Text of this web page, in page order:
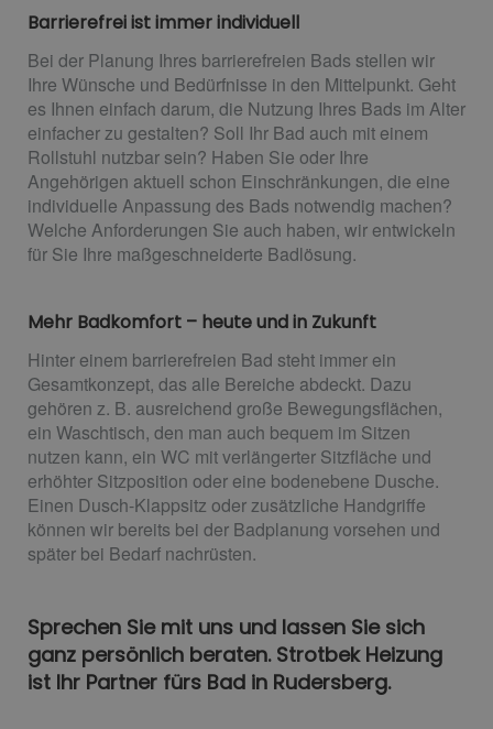
Barrierefrei ist immer individuell
Bei der Planung Ihres barrierefreien Bads stellen wir
Ihre Wünsche und Bedürfnisse in den Mittelpunkt. Geht
es Ihnen einfach darum, die Nutzung Ihres Bads im Alter
einfacher zu gestalten? Soll Ihr Bad auch mit einem
Rollstuhl nutzbar sein? Haben Sie oder Ihre
Angehörigen aktuell schon Einschränkungen, die eine
individuelle Anpassung des Bads notwendig machen?
Welche Anforderungen Sie auch haben, wir entwickeln
für Sie Ihre maßgeschneiderte Badlösung.
Mehr Badkomfort – heute und in Zukunft
Hinter einem barrierefreien Bad steht immer ein
Gesamtkonzept, das alle Bereiche abdeckt. Dazu
gehören z. B. ausreichend große Bewegungsflächen,
ein Waschtisch, den man auch bequem im Sitzen
nutzen kann, ein WC mit verlängerter Sitzfläche und
erhöhter Sitzposition oder eine bodenebene Dusche.
Einen Dusch-Klappsitz oder zusätzliche Handgriffe
können wir bereits bei der Badplanung vorsehen und
später bei Bedarf nachrüsten.
Sprechen Sie mit uns und lassen Sie sich
ganz persönlich beraten. Strotbek Heizung
ist Ihr Partner fürs Bad in Rudersberg.